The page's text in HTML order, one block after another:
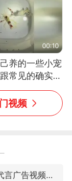
00:10
养的一些小宠
常见的确实有
视频
方桃子代言广告视频已下架